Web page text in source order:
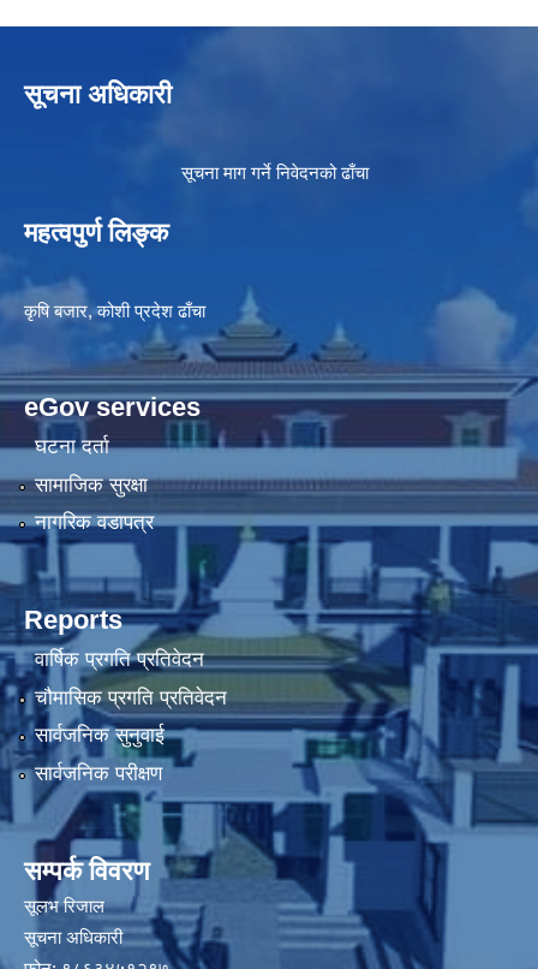
सूचना अधिकारी
सूचना माग गर्ने निवेदनको ढाँचा
महत्वपुर्ण लिङ्क
कृषि बजार, कोशी प्रदेश ढाँचा
eGov services
घटना दर्ता
सामाजिक सुरक्षा
नागरिक वडापत्र
Reports
वार्षिक प्रगति प्रतिवेदन
चौमासिक प्रगति प्रतिवेदन
सार्वजनिक सुनुवाई
सार्वजनिक परीक्षण
सम्पर्क विवरण
सूलभ रिजाल
सूचना अधिकारी